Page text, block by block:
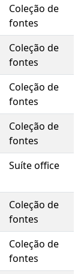
Coleção de
fontes
Coleção de
fontes
Coleção de
fontes
Coleção de
fontes
Suíte office
Coleção de
fontes
Coleção de
fontes